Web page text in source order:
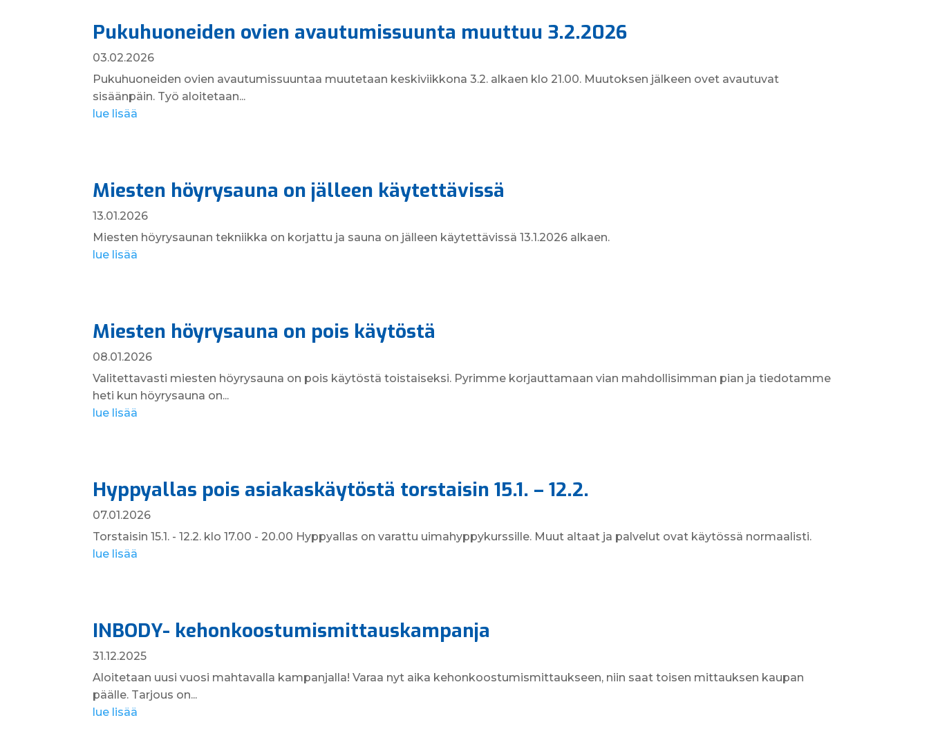
Pukuhuoneiden ovien avautumissuunta muuttuu 3.2.2026
03.02.2026
Pukuhuoneiden ovien avautumissuuntaa muutetaan keskiviikkona 3.2. alkaen klo 21.00. Muutoksen jälkeen ovet avautuvat
sisäänpäin. Työ aloitetaan...
lue lisää
Miesten höyrysauna on jälleen käytettävissä
13.01.2026
Miesten höyrysaunan tekniikka on korjattu ja sauna on jälleen käytettävissä 13.1.2026 alkaen.
lue lisää
Miesten höyrysauna on pois käytöstä
08.01.2026
Valitettavasti miesten höyrysauna on pois käytöstä toistaiseksi. Pyrimme korjauttamaan vian mahdollisimman pian ja tiedotamme
heti kun höyrysauna on...
lue lisää
Hyppyallas pois asiakaskäytöstä torstaisin 15.1. – 12.2.
07.01.2026
Torstaisin 15.1. - 12.2. klo 17.00 - 20.00 Hyppyallas on varattu uimahyppykurssille. Muut altaat ja palvelut ovat käytössä normaalisti.
lue lisää
INBODY- kehonkoostumismittauskampanja
31.12.2025
Aloitetaan uusi vuosi mahtavalla kampanjalla! Varaa nyt aika kehonkoostumismittaukseen, niin saat toisen mittauksen kaupan
päälle. Tarjous on...
lue lisää